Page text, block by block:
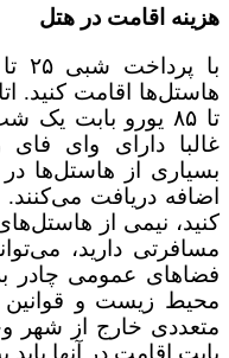
هزینه اقامت در هتل
تا ۸۵ یورو بابت
غالبا دارای وای
بسیاری از هاستل‌ها در
اضافه دریافت
کنید، نیمی از
مسافرتی دارید،
فضاهای عمومی چادر
محیط زیست و قوانین
بابت اقامت در آنها باید